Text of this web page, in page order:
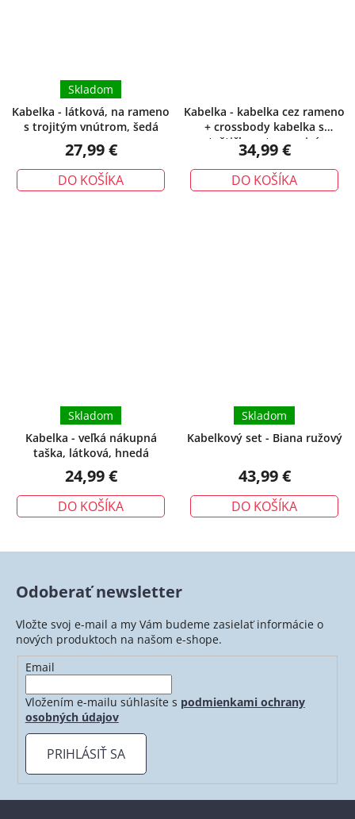
Kabelka - látková, na rameno
s trojitým vnútrom, šedá
Skladom
27,99 €
DO KOŠÍKA
Kabelka - kabelka cez rameno
+ crossbody kabelka s
taštičkou, tmavosivá
34,99 €
DO KOŠÍKA
Kabelka - veľká nákupná
taška, látková, hnedá
Skladom
24,99 €
DO KOŠÍKA
Kabelkový set - Biana ružový
Skladom
43,99 €
DO KOŠÍKA
Odoberať newsletter
Vložte svoj e-mail a my Vám budeme zasielať informácie o
nových produktoch na našom e-shope.
Email
Vložením e-mailu súhlasíte s podmienkami ochrany
osobných údajov
PRIHLÁSIŤ SA
Z